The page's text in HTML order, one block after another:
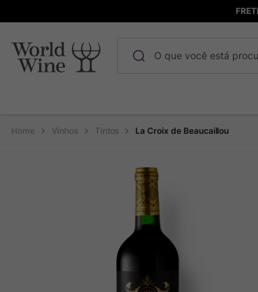
Vinhos Tintos La Croix de Beaucaillou
1º Maçanita
Bodega Garzon
Ver Sacrum